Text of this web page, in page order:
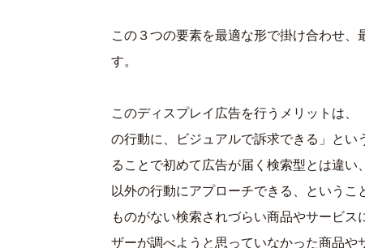
この３つの要素を最適な形で掛け合わせ、
す。
このディスプレイ広告を行うメリットは
の行動に、ビジュアルで訴求できる」と
ることで初めて広告が届く検索型とは違
以外の行動にアプローチできる、という
ものがない検索されづらい商品やサービ
ザーが調べようと思っていなかった商品